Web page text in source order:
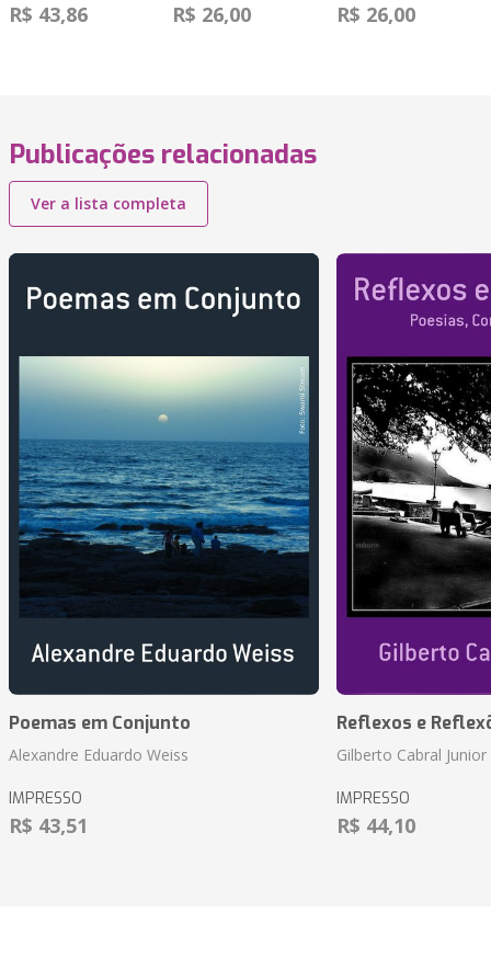
R$ 43,86 R$ 26,00 R$ 26,00
Publicações relacionadas
Ver a lista completa
Poemas em Conjunto
Alexandre Eduardo Weiss
IMPRESSO
R$ 43,51
Reflexos e
Gilberto Cabral Junior
IMPRESSO
R$ 44,10